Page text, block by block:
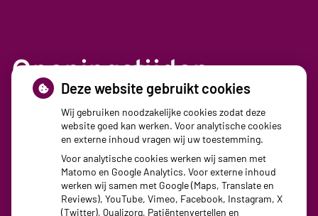
Openingstijden
08:30 - 17:30
08:30 - 17:30
Woensdag:
08:30 - 17:30
Donderdag:
08:30 - 17:30
08:30 - 17:30
Deze website gebruikt cookies
Wij gebruiken noodzakelijke cookies zodat deze
website goed kan werken. Voor analytische cookies
en externe inhoud vragen wij uw toestemming.
Voor analytische cookies werken wij samen met
Matomo en Google Analytics. Voor externe inhoud
werken wij samen met Google (Maps, Translate en
Reviews), YouTube, Vimeo, Facebook, Instagram, X
(Twitter), Qualizorg, Patiëntenvertellen en